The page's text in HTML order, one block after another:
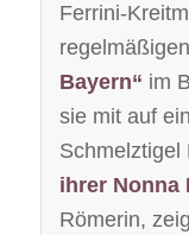
Ferrini-
Bayern“ im
sie mit auf
Schmelztigel
ihrer Nonna
Römerin,